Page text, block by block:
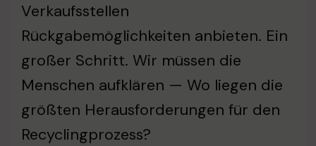
Verkaufsstellen
Rückgabemöglichkeiten anbieten. Ein
großer Schritt. Wir müssen die
Menschen aufklären — Wo liegen die
größten Herausforderungen für den
Recyclingprozess?